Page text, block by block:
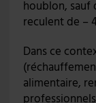
houblon, sauf
reculent de –
Dans ce
alimentaire,